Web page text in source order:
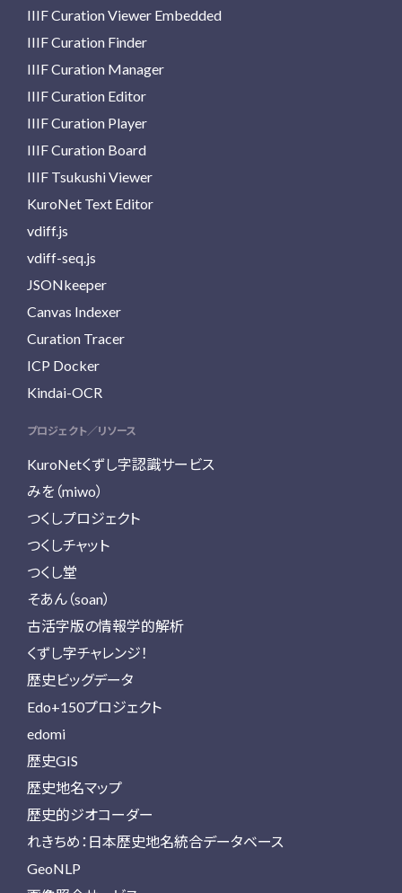
IIIF Curation Viewer Embedded
IIIF Curation Finder
IIIF Curation Manager
IIIF Curation Editor
IIIF Curation Player
IIIF Curation Board
IIIF Tsukushi Viewer
KuroNet Text Editor
vdiff.js
vdiff-seq.js
JSONkeeper
Canvas Indexer
Curation Tracer
ICP Docker
Kindai-OCR
プロジェクト／リソース
KuroNetくずし字認識サービス
みを（miwo）
つくしプロジェクト
つくしチャット
つくし堂
そあん（soan）
古活字版の情報学的解析
くずし字チャレンジ！
歴史ビッグデータ
Edo+150プロジェクト
edomi
歴史GIS
歴史地名マップ
歴史的ジオコーダー
れきちめ：日本歴史地名統合データベース
GeoNLP